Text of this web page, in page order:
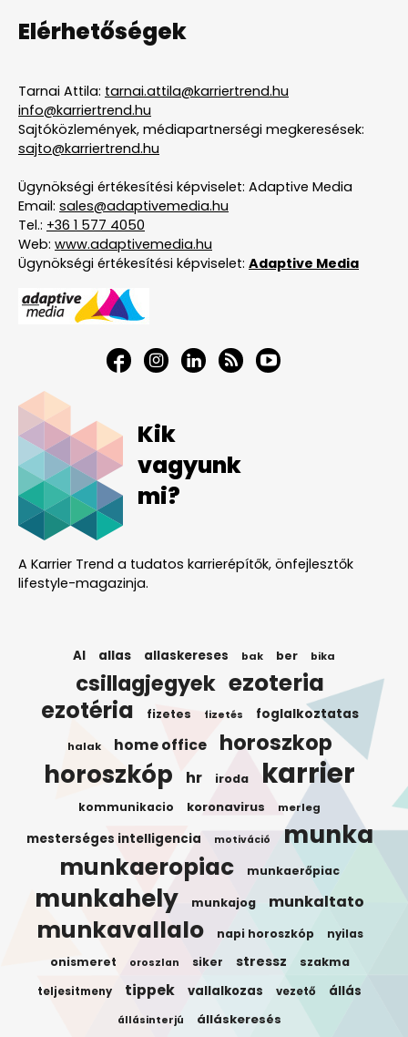
Elérhetőségek
Tarnai Attila: tarnai.attila@karriertrend.hu
info@karriertrend.hu
Sajtóközlemények, médiapartnerségi megkeresések:
sajto@karriertrend.hu
Ügynökségi értékesítési képviselet: Adaptive Media
Email: sales@adaptivemedia.hu
Tel.: +36 1 577 4050
Web: www.adaptivemedia.hu
Ügynökségi értékesítési képviselet: Adaptive Media
Kik
vagyunk
mi?
A Karrier Trend a tudatos karrierépítők, önfejlesztők
lifestyle-magazinja.
AI allas allaskereses bak ber bika
csillagjegyek ezoteria
ezotéria fizetes fizetés foglalkoztatas
halak home office horoszkop
horoszkóp hr iroda karrier
kommunikacio koronavirus merleg
mesterséges intelligencia motiváció munka
munkaeropiac munkaerőpiac
munkahely munkajog munkaltato
munkavallalo napi horoszkóp nyilas
onismeret oroszlan siker stressz szakma
teljesitmeny tippek vallalkozas vezető állás
állásinterjú álláskeresés